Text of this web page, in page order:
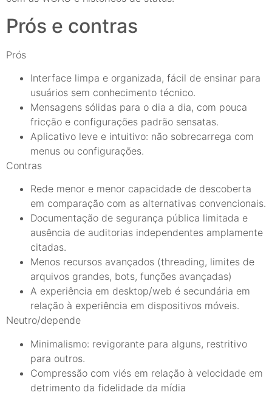
Prós e contras
Prós
Interface limpa e organizada, fácil de ensinar para
usuários sem conhecimento técnico.
Mensagens sólidas para o dia a dia, com pouca
fricção e configurações padrão sensatas.
Aplicativo leve e intuitivo: não sobrecarrega com
menus ou configurações.
Contras
Rede menor e menor capacidade de descoberta
em comparação com as alternativas convencionais.
Documentação de segurança pública limitada e
ausência de auditorias independentes amplamente
citadas.
Menos recursos avançados (threading, limites de
arquivos grandes, bots, funções avançadas)
A experiência em desktop/web é secundária em
relação à experiência em dispositivos móveis.
Neutro/depende
Minimalismo: revigorante para alguns, restritivo
para outros.
Compressão com viés em relação à velocidade em
detrimento da fidelidade da mídia